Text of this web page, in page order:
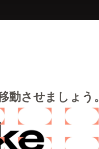
動させましょう。